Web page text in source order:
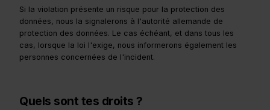
Si la violation présente un risque pour la protection des
données, nous la signalerons à l'autorité allemande de
protection des données. Le cas échéant, et dans tous les
cas, lorsque la loi l'exige, nous informerons également les
personnes concernées de l'incident.
Quels sont tes droits ?